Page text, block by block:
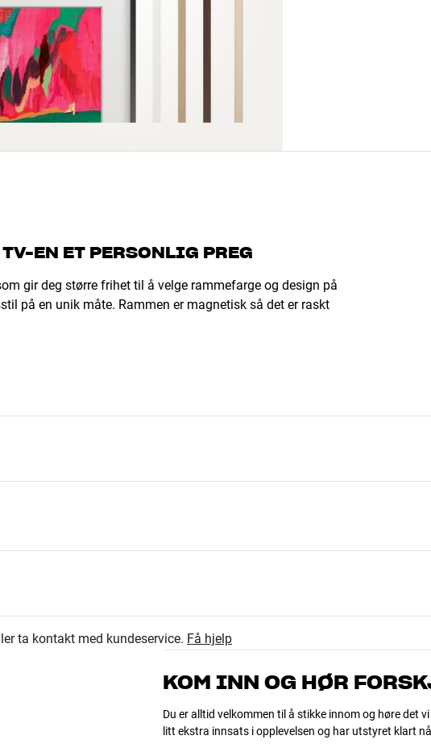
EN ET PERSONLIG PREG
gir deg større frihet til å velge rammefarge og design på
på en unik måte. Rammen er magnetisk så det er raskt
5.0
ta kontakt med kundeservice. Få hjelp
KOM INN OG HØR
Du er alltid velkommen til å stikke innom og høre det
litt ekstra innsats i opplevelsen og har utstyret klart